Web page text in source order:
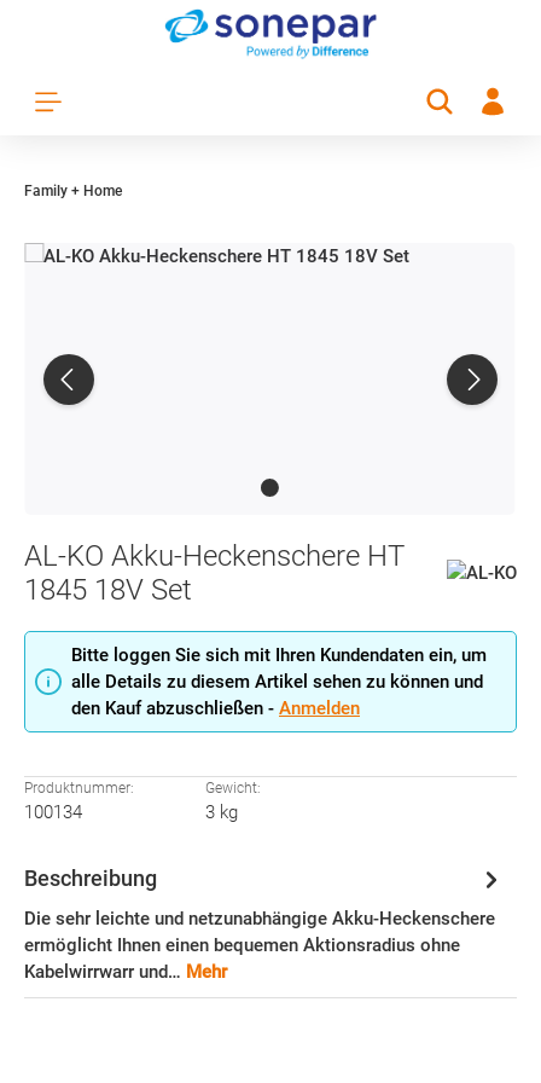
Zum Hauptinhalt springen
Family + Home
AL-KO Akku-Heckenschere HT
1845 18V Set
Bitte loggen Sie sich mit Ihren Kundendaten ein, um
alle Details zu diesem Artikel sehen zu können und
den Kauf abzuschließen - Anmelden
Produktnummer:
100134
Gewicht:
3 kg
Beschreibung
Die sehr leichte und netzunabhängige Akku-Heckenschere
ermöglicht Ihnen einen bequemen Aktionsradius ohne
Kabelwirrwarr und… Mehr